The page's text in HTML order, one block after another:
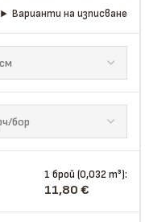
Варианти на изписване
1 брой (0,032 m³):
11,80 €